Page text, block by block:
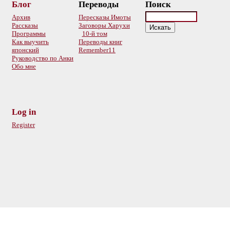
Блог
Архив
Рассказы
Программы
Как выучить
японский
Руководство по Анки
Обо мне
Переводы
Пересказы Имоты
Заговоры Харухи
10-й том
Переводы книг
Remember11
Поиск
Log in
Register